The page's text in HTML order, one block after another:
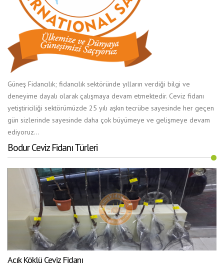
Güneş Fidancılık; fidancılık sektöründe yılların verdiği bilgi ve
deneyime dayalı olarak çalışmaya devam etmektedir. Ceviz fidanı
yetiştiriciliği sektörümüzde 25 yılı aşkın tecrübe sayesinde her geçen
gün sizlerinde sayesinde daha çok büyümeye ve gelişmeye devam
ediyoruz...
Bodur Ceviz Fidanı Türleri
Açık Köklü Ceviz Fidanı